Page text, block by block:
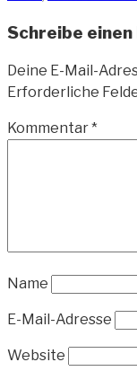
Schreibe
Deine E-Mail-
Erforderliche
Kommentar*
Name
E-Mail-Adresse
Website